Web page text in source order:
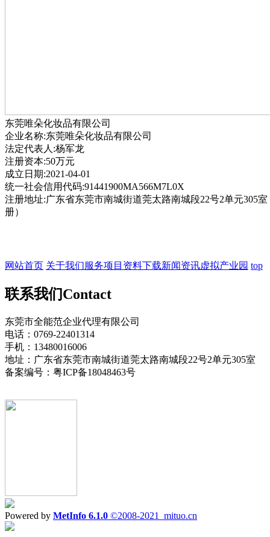
东莞唯朵化妆品有限公司
企业名称:东莞唯朵化妆品有限公司
法定代表人:杨军龙
注册资本:50万元
成立日期:2021-04-01
统一社会信用代码:91441900MA566M7L0X
注册地址:广东省东莞市南城街道莞太路南城段22号2单元305
册）
网站首页 关于我们服务项目 资料下载新闻资讯虚拟产业园 top
联系我们Contact
东莞市全能范企业代理有限公司
电话：0769-22401314
手机：13480016006
地址：广东省东莞市南城街道莞太路南城段22号2单元305室
备案编号：粤ICP备18048463号
Powered by MetInfo 6.1.0 ©2008-2021 mituo.cn